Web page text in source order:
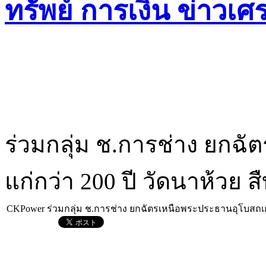
ร่วมกลุ่ม ช.การช่าง ยกฉั
แก่กว่า 200 ปี วัดนาห้วย
CKPower ร่วมกลุ่ม ช.การช่าง ยกฉัตรเหนือพระประธานอุโบส